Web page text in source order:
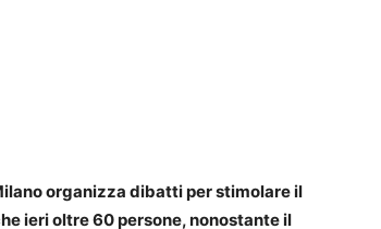
organizza dibatti per stimolare il
ieri oltre 60 persone, nonostante il